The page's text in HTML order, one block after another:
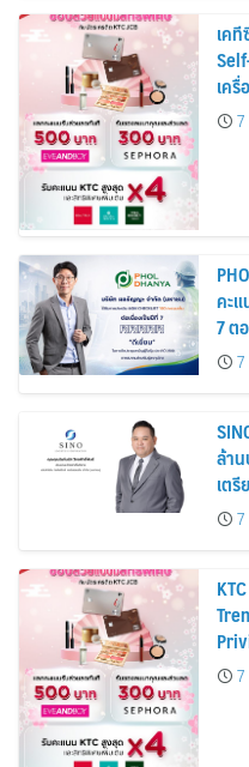
เค
เค
7
คะ
7 ต
รม
หุ้น
7
ล้า
เต
บา7
7